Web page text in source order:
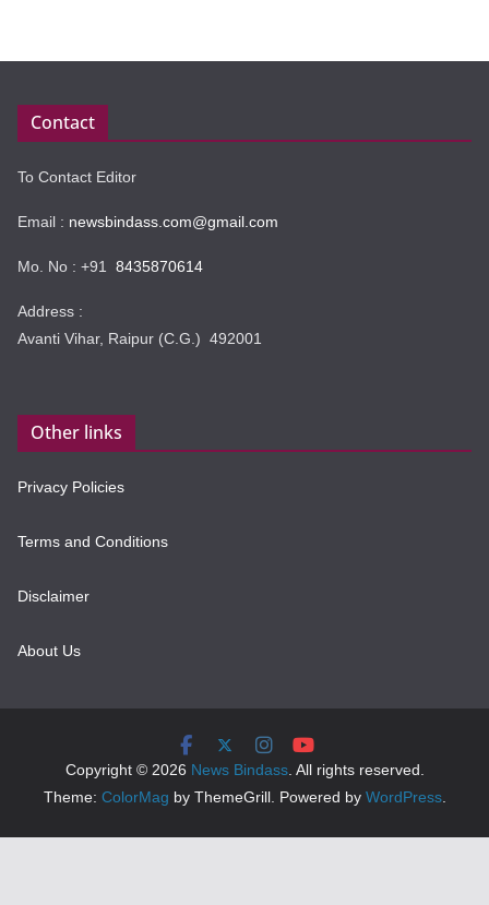
Contact
To Contact Editor
Email : newsbindass.com@gmail.com
Mo. No : +91 8435870614
Address :
Avanti Vihar, Raipur (C.G.) 492001
Other links
Privacy Policies
Terms and Conditions
Disclaimer
About Us
Copyright © 2026 News Bindass. All rights reserved.
Theme: ColorMag by ThemeGrill. Powered by WordPress.